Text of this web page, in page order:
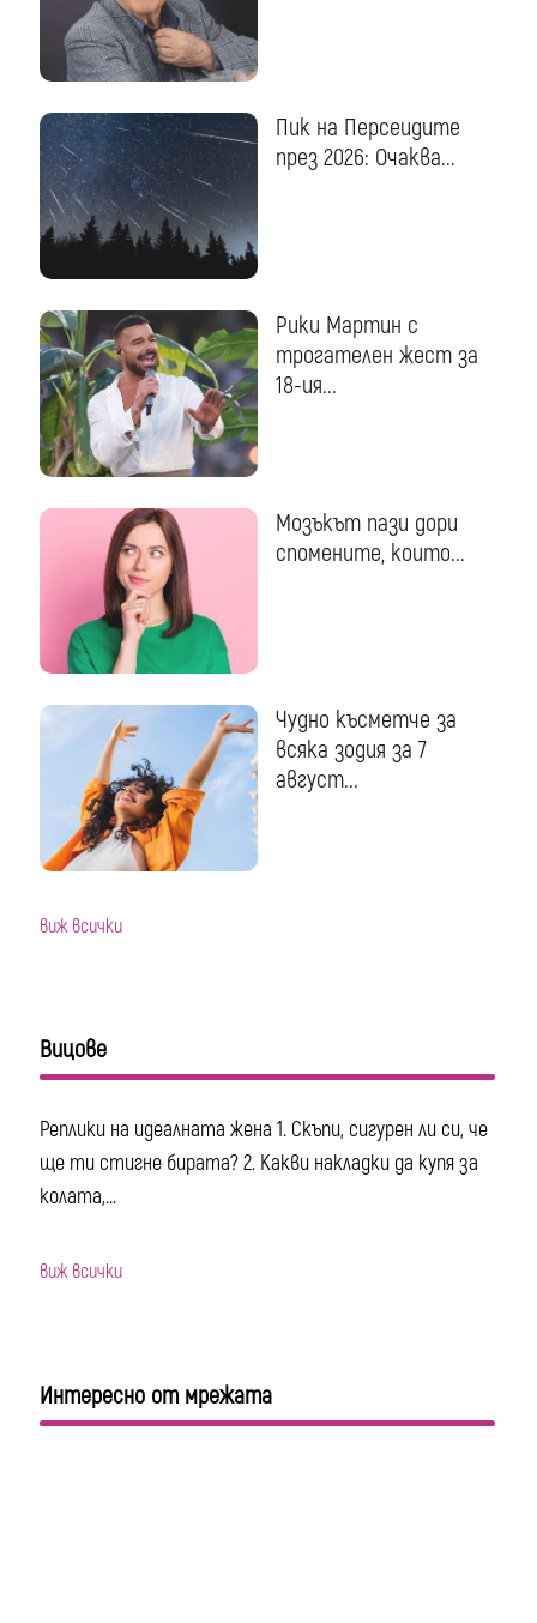
Пик на Персеидите
през 2026: Очаква...
Рики Мартин с
трогателен жест за
18-ия...
Мозъкът пази дори
спомените, които...
Чудно късметче за
всяка зодия за 7
август...
виж всички
Вицове
Реплики на идеалната жена 1. Скъпи, сигурен ли си, че
ще ти стигне бирата? 2. Какви накладки да купя за
колата,...
виж всички
Интересно от мрежата